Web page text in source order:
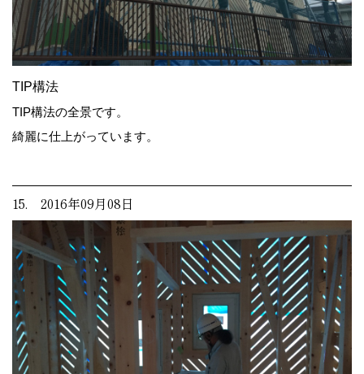
TIP構法
TIP構法の全景です。
綺麗に仕上がっています。
15. 2016年09月08日